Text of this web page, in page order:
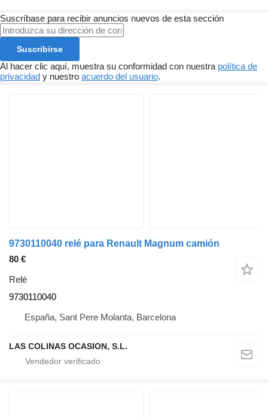
Suscríbase para recibir anuncios nuevos de esta sección
Suscribirse
Al hacer clic aquí, muestra su conformidad con nuestra política de
privacidad y nuestro acuerdo del usuario.
9730110040 relé para Renault Magnum camión
80 €
Relé
9730110040
España, Sant Pere Molanta, Barcelona
LAS COLINAS OCASION, S.L.